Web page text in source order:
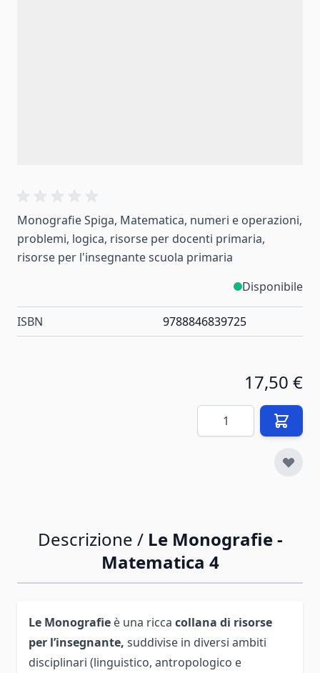
Monografie Spiga, Matematica, numeri e operazioni,
problemi, logica, risorse per docenti primaria,
risorse per l'insegnante scuola primaria
Disponibile
ISBN 9788846839725
17,50 €
Quantità
Descrizione / Le Monografie -
Matematica 4
Le Monografie è una ricca collana di risorse
per l’insegnante, suddivise in diversi ambiti
disciplinari (linguistico, antropologico e